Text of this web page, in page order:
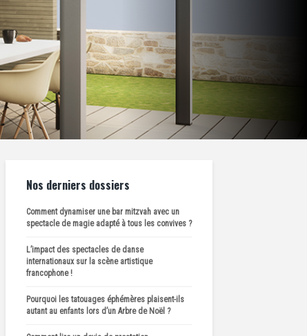
Nos derniers dossiers
Comment dynamiser une bar mitzvah avec un
spectacle de magie adapté à tous les convives ?
L’impact des spectacles de danse
internationaux sur la scène artistique
francophone !
Pourquoi les tatouages éphémères plaisent-ils
autant au enfants lors d’un Arbre de Noël ?